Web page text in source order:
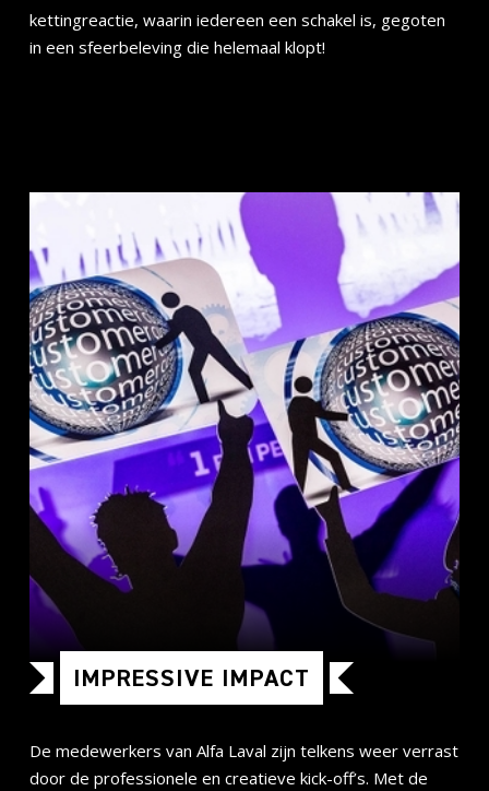
kettingreactie, waarin iedereen een schakel is, gegoten
in een sfeerbeleving die helemaal klopt!
IMPRESSIVE IMPACT
De medewerkers van Alfa Laval zijn telkens weer verrast
door de professionele en creatieve kick-off’s. Met de